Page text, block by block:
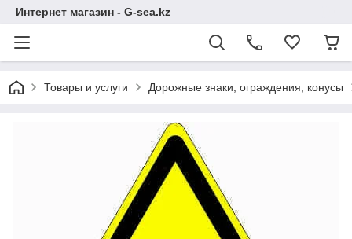
Интернет магазин - G-sea.kz
Товары и услуги Дорожные знаки, ограждения, конусы